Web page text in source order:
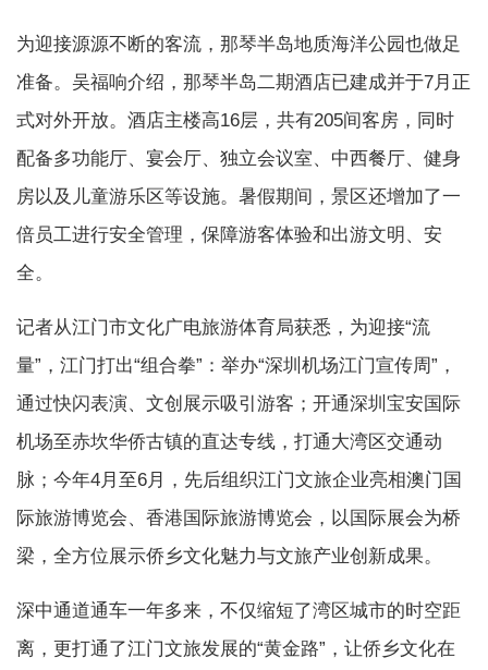
为迎接源源不断的客流，那琴半岛地质海洋公园也做足
准备。吴福响介绍，那琴半岛二期酒店已建成并于7月正
式对外开放。酒店主楼高16层，共有205间客房，同时
配备多功能厅、宴会厅、独立会议室、中西餐厅、健身
房以及儿童游乐区等设施。暑假期间，景区还增加了一
倍员工进行安全管理，保障游客体验和出游文明、安
全。
记者从江门市文化广电旅游体育局获悉，为迎接“流
量”，江门打出“组合拳”：举办“深圳机场江门宣传周”，
通过快闪表演、文创展示吸引游客；开通深圳宝安国际
机场至赤坎华侨古镇的直达专线，打通大湾区交通动
脉；今年4月至6月，先后组织江门文旅企业亮相澳门国
际旅游博览会、香港国际旅游博览会，以国际展会为桥
梁，全方位展示侨乡文化魅力与文旅产业创新成果。
深中通道通车一年多来，不仅缩短了湾区城市的时空距
离，更打通了江门文旅发展的“黄金路”，让侨乡文化在